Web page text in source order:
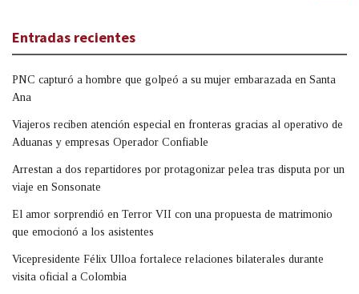
Entradas recientes
PNC capturó a hombre que golpeó a su mujer embarazada en Santa
Ana
Viajeros reciben atención especial en fronteras gracias al operativo de
Aduanas y empresas Operador Confiable
Arrestan a dos repartidores por protagonizar pelea tras disputa por un
viaje en Sonsonate
El amor sorprendió en Terror VII con una propuesta de matrimonio
que emocionó a los asistentes
Vicepresidente Félix Ulloa fortalece relaciones bilaterales durante
visita oficial a Colombia